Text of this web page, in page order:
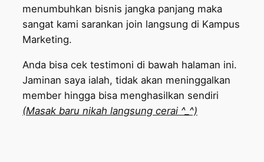
menumbuhkan bisnis jangka panjang maka
sangat kami sarankan join langsung di Kampus
Marketing.
Anda bisa cek testimoni di bawah halaman ini.
Jaminan saya ialah, tidak akan meninggalkan
member hingga bisa menghasilkan sendiri
(Masak baru nikah langsung cerai ^_^)